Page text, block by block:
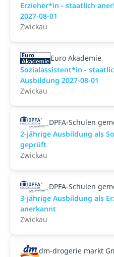
Erzieher*in - staatlich
2027-08-01
Zwickau
Euro Akademie
Sozialassistent*in -
Ausbildung 2027-08-01
Zwickau
DPFA-Schulen
2-jährige Ausbildung als
geprüft
Zwickau
DPFA-Schulen
3-jährige Ausbildung als
anerkannt
Zwickau
dm-drogerie markt